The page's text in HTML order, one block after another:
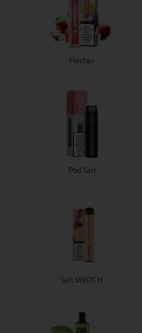
Flerbar
Pod Salt
Salt SWITCH